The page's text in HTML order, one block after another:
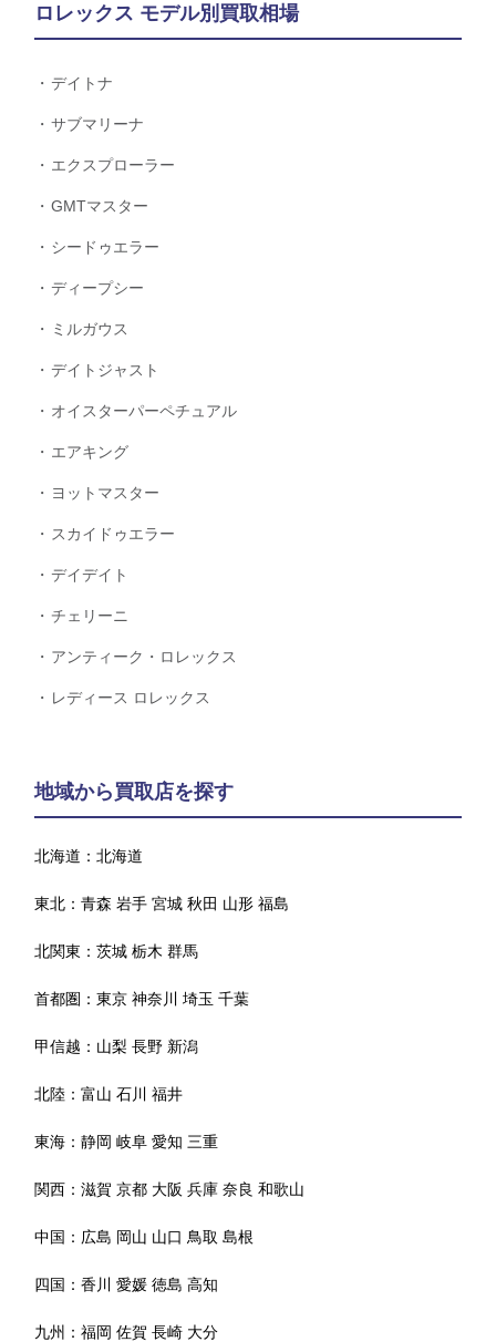
ロレックス モデル別買取相場
デイトナ
サブマリーナ
エクスプローラー
GMTマスター
シードゥエラー
ディープシー
ミルガウス
デイトジャスト
オイスターパーペチュアル
エアキング
ヨットマスター
スカイドゥエラー
デイデイト
チェリーニ
アンティーク・ロレックス
レディース ロレックス
地域から買取店を探す
北海道：北海道
東北：青森 岩手 宮城 秋田 山形 福島
北関東：茨城 栃木 群馬
首都圏：東京 神奈川 埼玉 千葉
甲信越： 山梨 長野 新潟
北陸：富山 石川 福井
東海：静岡 岐阜 愛知 三重
関西：滋賀 京都 大阪 兵庫 奈良 和歌山
中国： 広島 岡山 山口 鳥取 島根
四国：香川 愛媛 徳島 高知
九州：福岡 佐賀 長崎 大分